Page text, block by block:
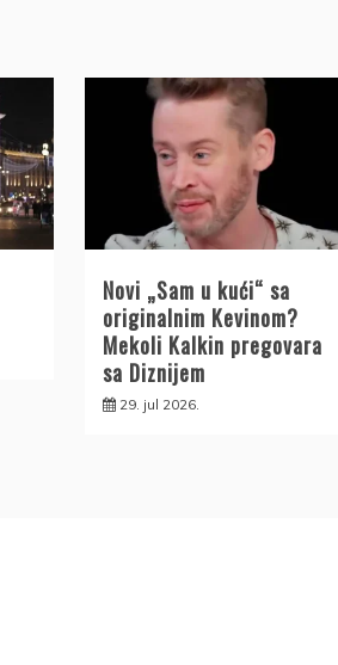
Novi „Sam u kući“ sa
originalnim Kevinom?
Mekoli Kalkin pregovara
sa Diznijem
29. jul 2026.